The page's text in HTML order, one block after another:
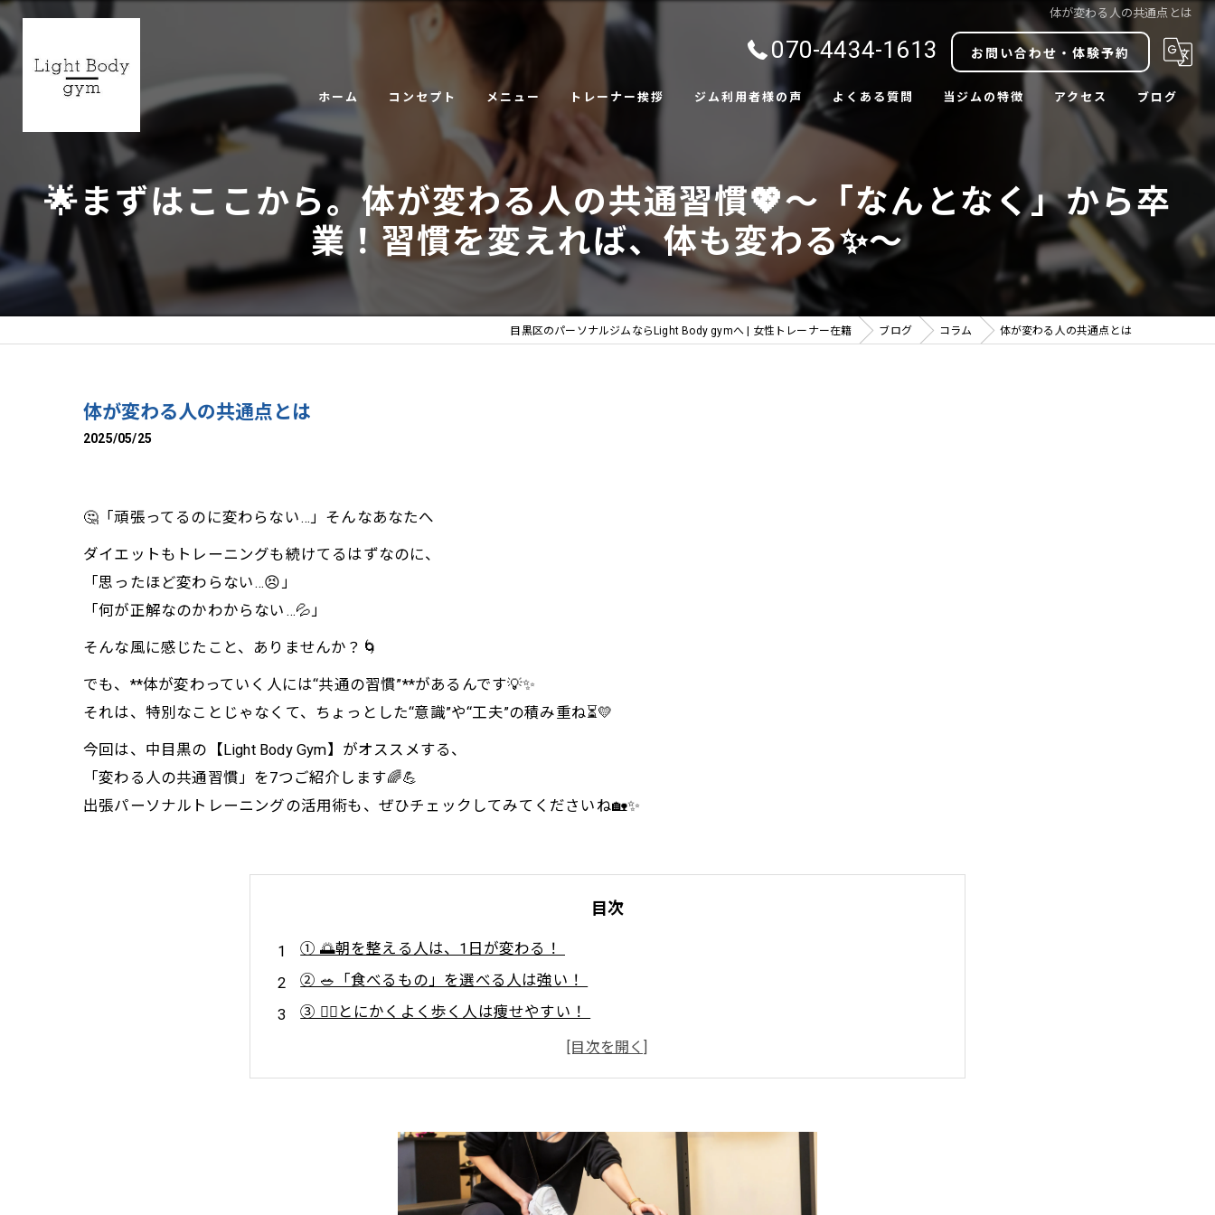
体が変わる人の共通点とは
070-4434-1613 お問い合わせ・体験予約
ホーム コンセプト メニュー トレーナー挨拶 ジム利用者様の声 よくある質問 当ジムの特徴
ボディメイク
中目黒駅近
アクセス ブログ
コラム
🌟まずはここから。体が変わる人の共通習慣💖〜「なんとなく」から卒
業！習慣を変えれば、体も変わる✨〜
目黒区のパーソナルジムならLight Body gymへ | 女性トレーナー在籍 ブログ コラム 体が変わる人の共通点とは
体が変わる人の共通点とは
2025/05/25
🤔「頑張ってるのに変わらない…」そんなあなたへ
ダイエットもトレーニングも続けてるはずなのに、
「思ったほど変わらない…😣」
「何が正解なのかわからない…💦」
そんな風に感じたこと、ありませんか？🌀
でも、**体が変わっていく人には“共通の習慣”**があるんです💡✨
それは、特別なことじゃなくて、ちょっとした“意識”や“工夫”の積み重ね⏳💛
今回は、中目黒の【Light Body Gym】がオススメする、
「変わる人の共通習慣」を7つご紹介します🌈💪
出張パーソナルトレーニングの活用術も、ぜひチェックしてみてくださいね🏡✨
目次
① 🌅朝を整える人は、1日が変わる！
② 🥗「食べるもの」を選べる人は強い！
③ 🚶‍♀️とにかくよく歩く人は痩せやすい！
⑤ 😌“頑張りすぎない”ことも上手にできる
⑦ 🤝誰かと一緒に進めている！
🌈おわりに：変化のカギは“習慣”にあり✨
💪Light Body Gymで理想のボディへ！ 効率的に引き締めるパーソナルトレーニング🔥✨